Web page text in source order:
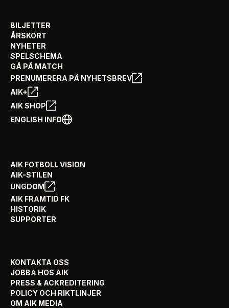
BILJETTER
ÅRSKORT
NYHETER
SPELSCHEMA
GÅ PÅ MATCH
PRENUMERERA PÅ NYHETSBREV
AIK+
AIK SHOP
ENGLISH INFO
AIK FOTBOLL VISION
AIK-STILEN
UNGDOM
AIK FRAMTID FK
HISTORIK
SUPPORTER
KONTAKTA OSS
JOBBA HOS AIK
PRESS & ACKREDITERING
POLICY OCH RIKTLINJER
OM AIK MEDIA